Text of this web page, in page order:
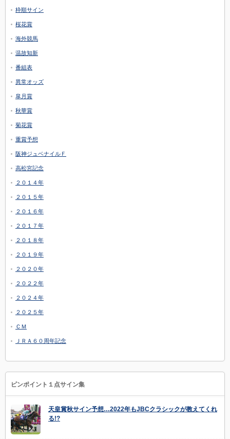
枠順サイン
桜花賞
海外競馬
温故知新
番組表
異常オッズ
皐月賞
秋華賞
菊花賞
重賞予想
阪神ジュベナイルＦ
高松宮記念
２０１４年
２０１５年
２０１６年
２０１７年
２０１８年
２０１９年
２０２０年
２０２２年
２０２４年
２０２５年
ＣＭ
ＪＲＡ６０周年記念
ピンポイント１点サイン集
天皇賞秋サイン予想…2022年もJBCクラシックが教えてくれ
る!?